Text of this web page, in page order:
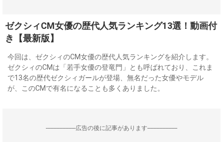
ゼクシィCM女優の歴代人気ランキング13選！動画付
き【最新版】
今回は、ゼクシィのCM女優の歴代人気ランキングを紹介します。
ゼクシィのCMは「若手女優の登竜門」とも呼ばれており、これま
で13名の歴代ゼクシィガールが登場、無名だった女優やモデル
が、このCMで有名になることも多くありました。
--------------------広告の後に記事があります--------------------